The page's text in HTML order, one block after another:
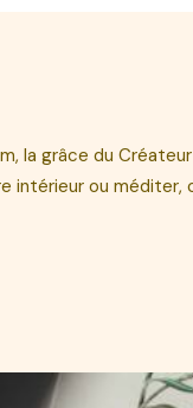
la grâce du
intérieur ou méditer,